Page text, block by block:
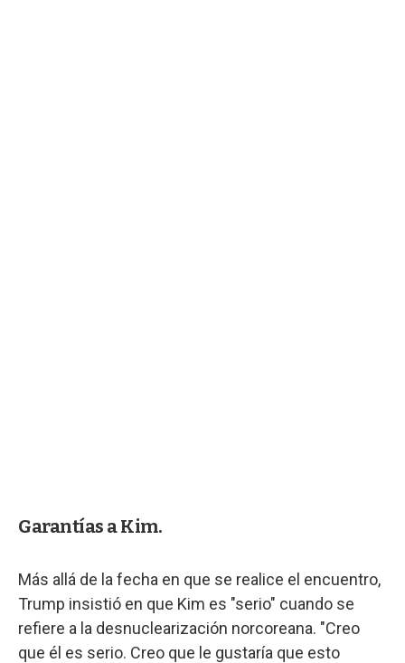
Garantías a Kim.
Más allá de la fecha en que se realice el encuentro,
Trump insistió en que Kim es "serio" cuando se
refiere a la desnuclearización norcoreana. "Creo
que él es serio. Creo que le gustaría que esto